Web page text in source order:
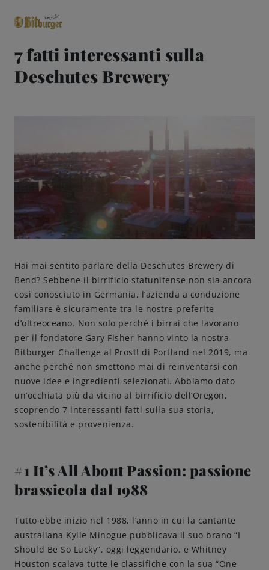
close
Classici premium 0,0% analcolico
Gusto
Qualità
Ricette
Come servire
Birrificazione
Birreria di famiglia
Storia
Persone
Birrificio
Sostenibilità
Amicizie di birra
7 fatti interessanti sulla
Deschutes Brewery
Hai mai sentito parlare della Deschutes Brewery di
Bend? Sebbene il birrificio statunitense non sia ancora
così conosciuto in Germania, l’azienda a conduzione
familiare è sicuramente tra le nostre preferite
d’oltreoceano. Non solo perché i birrai che lavorano
per il fondatore Gary Fisher hanno vinto la nostra
Bitburger Challenge al Prost! di Portland nel 2019, ma
anche perché non smettono mai di reinventarsi con
nuove idee e ingredienti selezionati. Abbiamo dato
un’occhiata più da vicino al birrificio dell’Oregon,
scoprendo 7 interessanti fatti sulla sua storia,
sostenibilità e provenienza.
#1 It’s All About Passion: passione
brassicola dal 1988
Tutto ebbe inizio nel 1988, l’anno in cui la cantante
australiana Kylie Minogue pubblicava il suo brano “I
Should Be So Lucky”, oggi leggendario, e Whitney
Houston scalava tutte le classifiche con la sua “One